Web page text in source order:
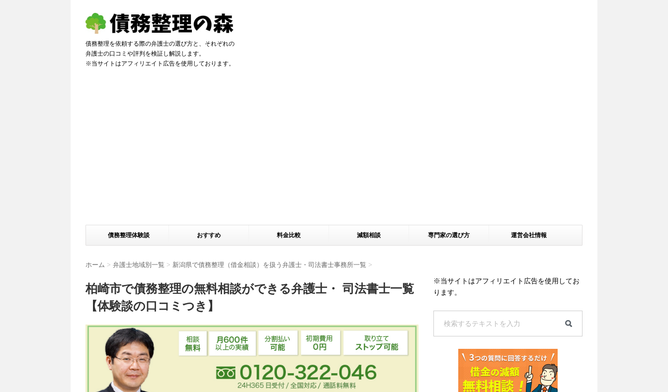
債務整理を依頼する際の弁護士の選び方と、それぞれの
弁護士の口コミや評判を検証し解説します。
※当サイトはアフィリエイト広告を使用しております。
債務整理体験談 おすすめ 料金比較 減額相談 専門家の選び方 運営会社情報
ホーム > 弁護士地域別一覧 > 新潟県で債務整理（借金相談）を扱う弁護士・司法書士事務所一覧 >
柏崎市で債務整理の無料相談ができる弁護士・ 司法書士一覧
【体験談の口コミつき】
※当サイトはアフィリエイト広告を使用してお
ります。